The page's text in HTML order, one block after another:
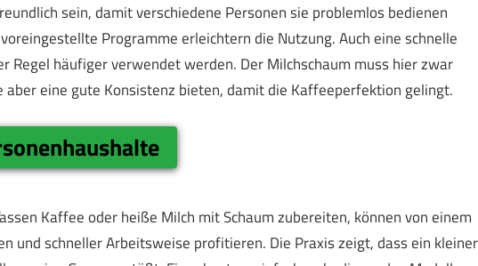
sein, damit verschiedene Personen sie problemlos bedienen
Programme erleichtern die Nutzung. Auch eine schnelle
Regel häufiger verwendet werden. Der Milchschaum muss hier zwar
eine gute Konsistenz bieten, damit die Kaffeeperfektion gelingt.
Kaffee oder heiße Milch mit Schaum zubereiten, können von einem
und schneller Arbeitsweise profitieren. Die Praxis zeigt, dass ein kleiner